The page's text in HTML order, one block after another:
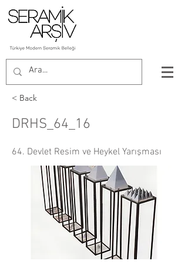
< Back
DRHS_64_16
64. Devlet Resim ve Heykel Yarışması